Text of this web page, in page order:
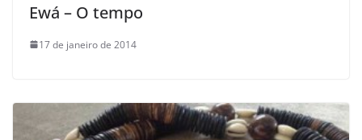
Ewá – O tempo
17 de janeiro de 2014